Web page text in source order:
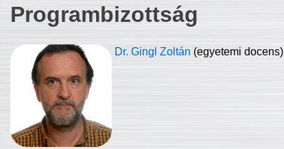
Programbizottság
Dr. Gingl Zoltán (egyetemi docens)